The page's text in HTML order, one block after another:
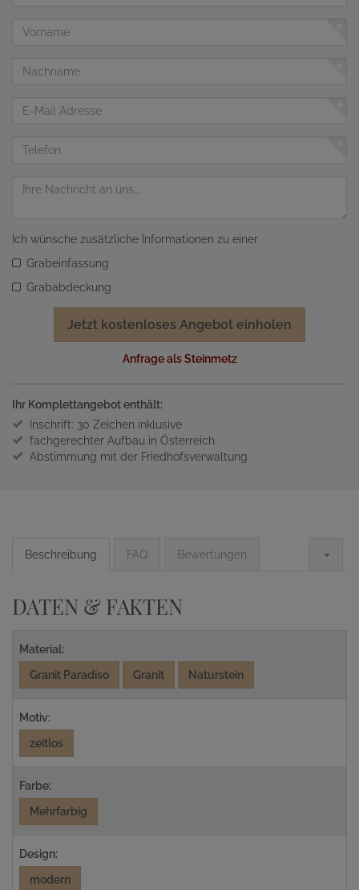
Vorname
Nachname
Telefon
Nachricht
Ich wünsche zusätzliche Informationen zu einer
Grabeinfassung
Grababdeckung
Jetzt kostenloses Angebot einholen
Anfrage als Steinmetz
Ihr Komplettangebot enthält:
Inschrift: 30 Zeichen inklusive
fachgerechter Aufbau in Österreich
Abstimmung mit der Friedhofsverwaltung
Beschreibung FAQ Bewertungen
DATEN & FAKTEN
Material:
Granit Paradiso
Granit Naturstein
Motiv:
zeitlos
Farbe:
Mehrfarbig
Design:
modern